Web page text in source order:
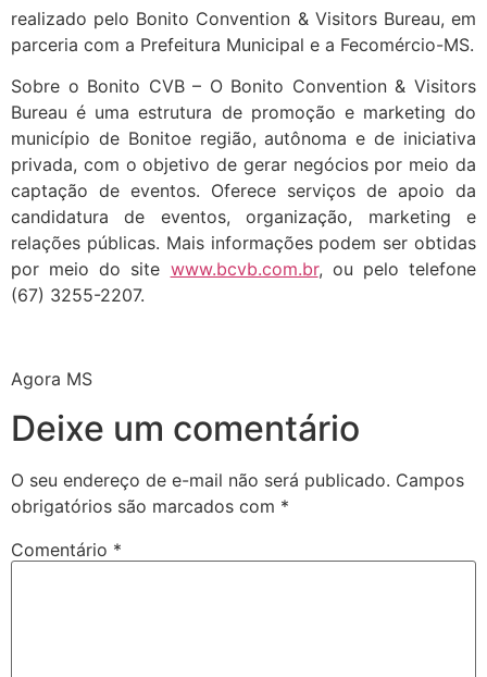
realizado pelo Bonito Convention & Visitors Bureau, em
parceria com a Prefeitura Municipal e a Fecomércio-MS.
Sobre o Bonito CVB – O Bonito Convention & Visitors
Bureau é uma estrutura de promoção e marketing do
município de Bonitoe região, autônoma e de iniciativa
privada, com o objetivo de gerar negócios por meio da
captação de eventos. Oferece serviços de apoio da
candidatura de eventos, organização, marketing e
relações públicas. Mais informações podem ser obtidas
por meio do site www.bcvb.com.br, ou pelo telefone
(67) 3255-2207.
Agora MS
Deixe um comentário
O seu endereço de e-mail não será publicado. Campos
obrigatórios são marcados com *
Comentário *